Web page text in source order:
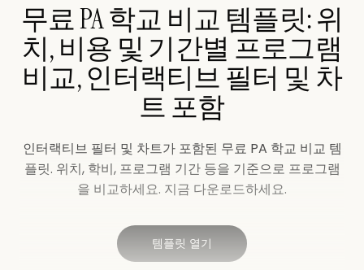
무료 PA 학교 비교 템플릿: 위
치, 비용 및 기간별 프로그램
비교, 인터랙티브 필터 및 차
트 포함
인터랙티브 필터 및 차트가 포함된 무료 PA 학교 비교 템
플릿. 위치, 학비, 프로그램 기간 등을 기준으로 프로그램
을 비교하세요. 지금 다운로드하세요.
템플릿 열기